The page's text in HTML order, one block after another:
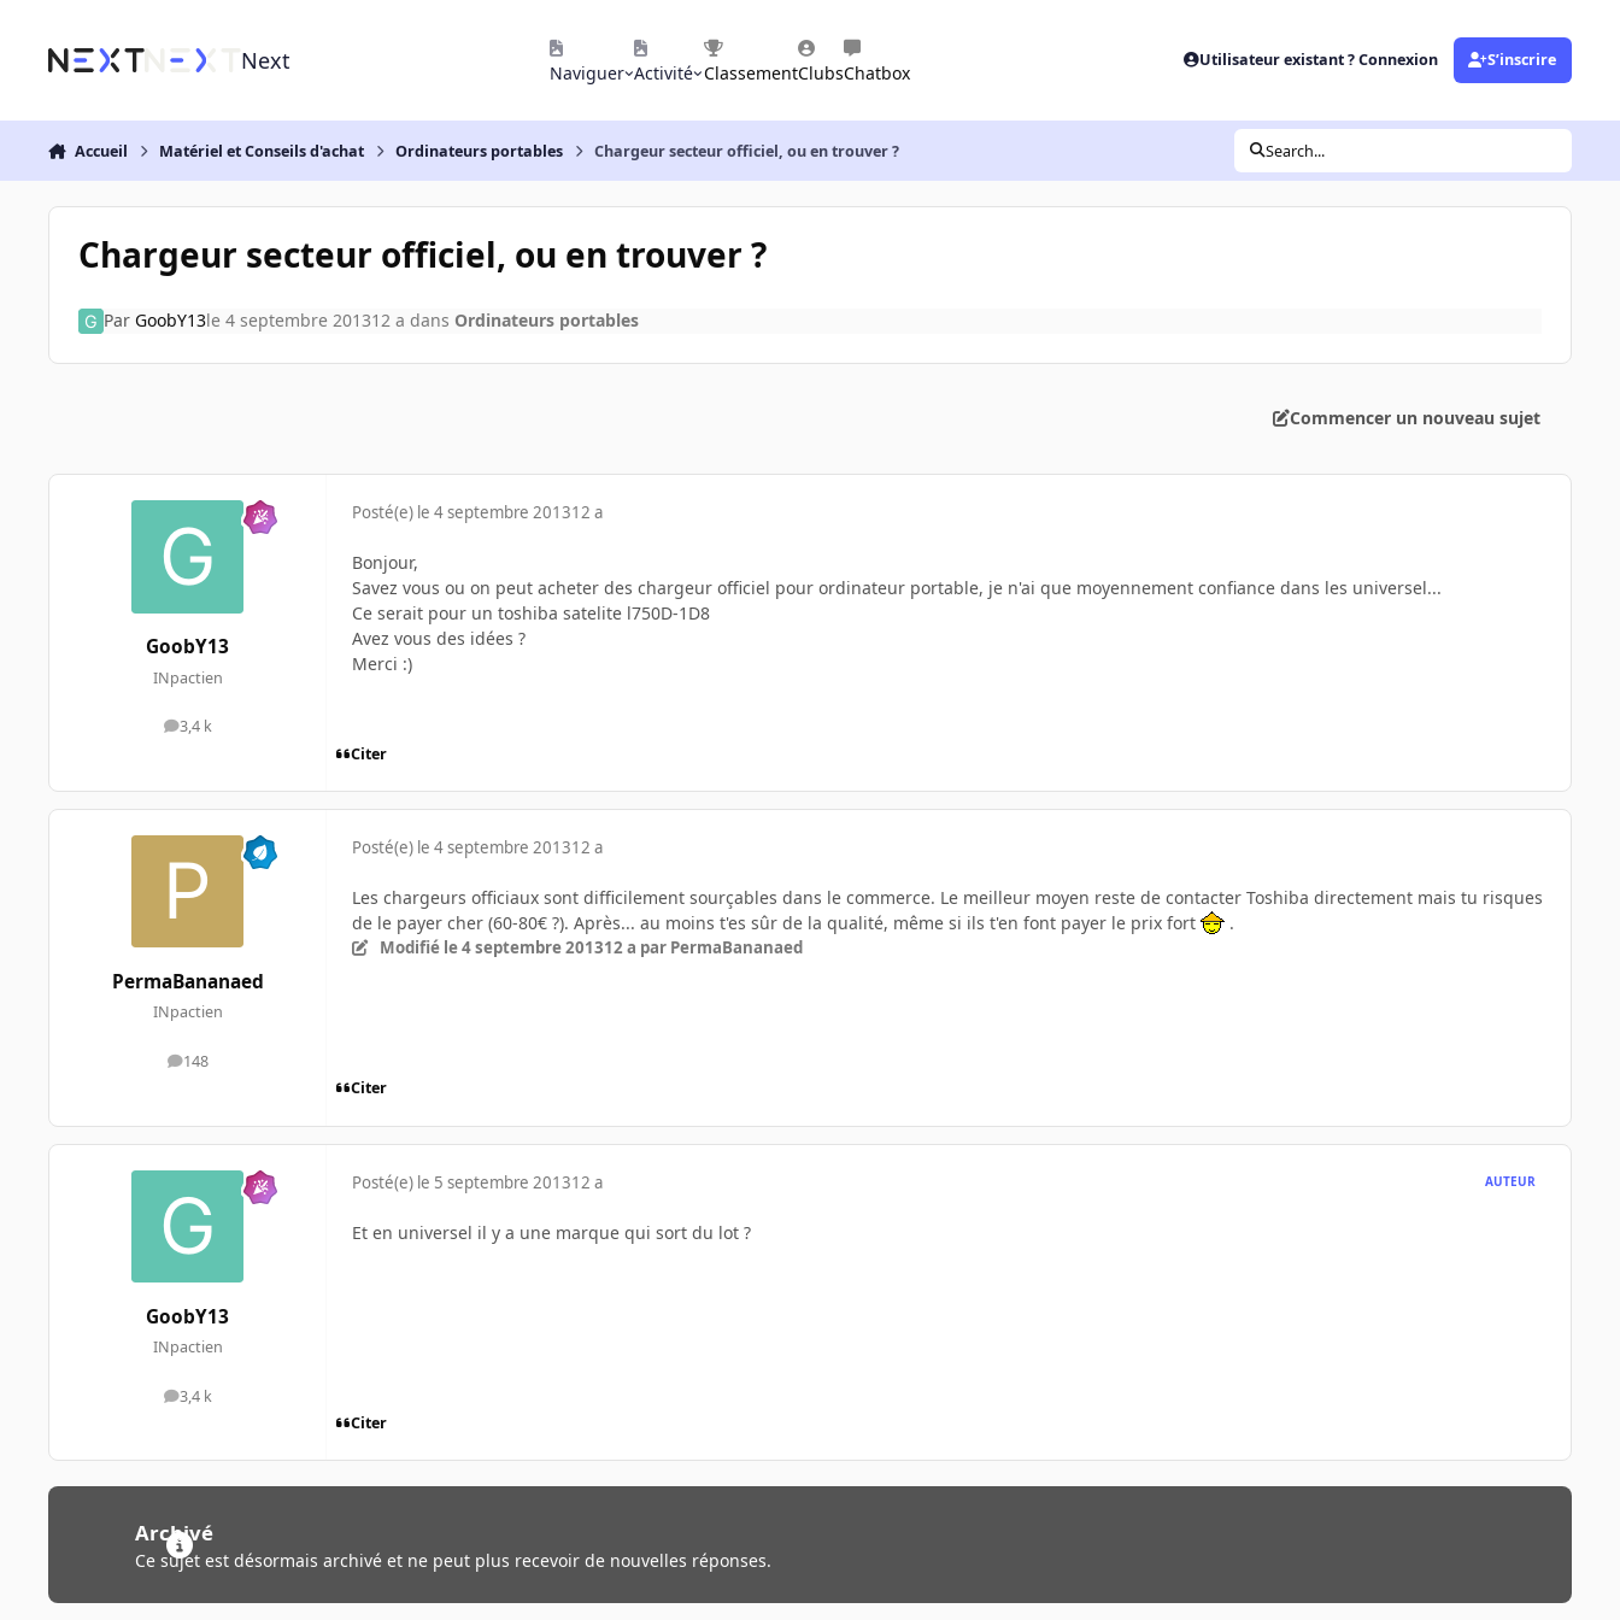
Next Naviguer Activité ClassementClubsChatbox
Utilisateur existant ? Connexion S’inscrire
Accueil Matériel et Conseils d'achat Ordinateurs portables Chargeur secteur officiel, ou en trouver ? Search...
Chargeur secteur officiel, ou en trouver ?
Par GoobY13le 4 septembre 201312 a dans Ordinateurs portables
Commencer un nouveau sujet
GoobY13
INpactien
3,4 k
messages
Posté(e) le 4 septembre 201312 a
Bonjour,
Savez vous ou on peut acheter des chargeur officiel pour ordinateur portable, je n'ai que moyennement confiance dans les universel...
Ce serait pour un toshiba satelite l750D-1D8
Avez vous des idées ?
Merci :)
Citer
PermaBananaed
INpactien
148
messages
Posté(e) le 4 septembre 201312 a
Les chargeurs officiaux sont difficilement sourçables dans le commerce. Le meilleur moyen reste de contacter Toshiba directement mais tu risques
de le payer cher (60-80€ ?). Après... au moins t'es sûr de la qualité, même si ils t'en font payer le prix fort
.
Modifié le 4 septembre 201312 a par PermaBananaed
Citer
GoobY13
INpactien
3,4 k
messages
Posté(e) le 5 septembre 201312 a AUTEUR
Et en universel il y a une marque qui sort du lot ?
Citer
Archivé
Ce sujet est désormais archivé et ne peut plus recevoir de nouvelles réponses.